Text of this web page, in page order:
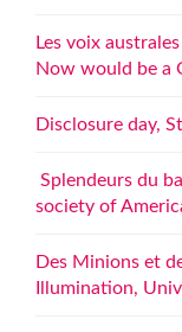
Les voix
Now would be a
Disclosure day,
Splendeurs du
society of
Des Minions et
Illumination,